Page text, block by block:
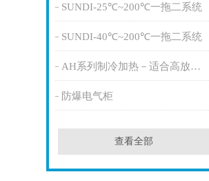
SUNDI-25℃~200℃一拖二系统
SUNDI-40℃~200℃一拖二系统
AH系列制冷加热－适合高放热量
防爆电气柜
查看全部